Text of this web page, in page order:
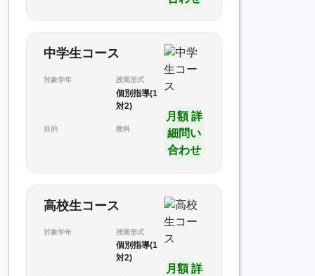
中学生コース
対象学年 授業形式
個別指導(1
対2)
目的 教科
月額 詳
細問い
合わせ
高校生コース
対象学年 授業形式
個別指導(1
対2)
月額 詳